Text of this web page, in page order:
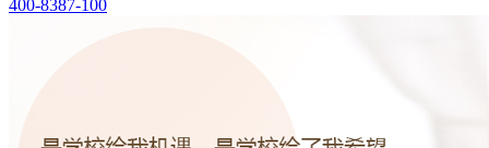
400-8387-100